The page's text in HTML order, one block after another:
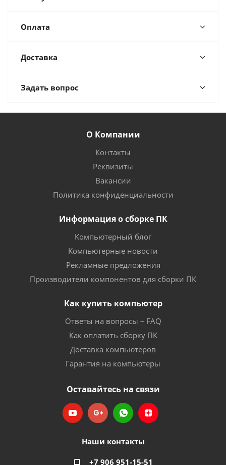
Оплата
Доставка
Задать вопрос
О Компании
Контакты
Реквизиты
Вакансии
Политика конфиденциальности
Информация о сборке ПК
Компьютерный блог
Компьютерные новости
Рекламные предложения
Производители компонентов для сборки ПК
Как купить компьютер
Ответы на вопросы – FAQ
Как оплатить сборку ПК
Доставка компьютеров
Гарантия на компьютеры
Оставайтесь на связи
Наши контакты
+7 906 951-15-51